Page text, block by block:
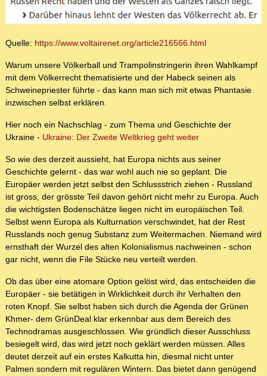
Quelle: https://www.voltairenet.org/article216566.html
Warum unsere Völkerball und Trampolinstringerin ihren Wahlkampf
mit dem Völkerrecht thematisierte und der Habeck seinen als
Schweinepriester führte - das kann man sich mit etwas Phantasie
inzwischen selbst erklären.
Hier noch ein Nachschlag - zum Thema und Geschichte der
Ukraine - Ukraine: Der Zweite Weltkrieg geht weiter
So wie des derzeit aussieht, hat Europa nichts aus seiner
Geschichte gelernt - das war wohl auch nie so geplant. Die
Europäer werden jetzt selbst den Schlussstrich ziehen - Russland
ist gross, der grösste Teil davon gehört nicht mehr zu Europa. Auch
die wichtigsten Bodenschätze liegen nicht im europäischen Teil.
Selbst wenn Europa als Kulturnation verschwindet, hat der Rest
Russlands noch genug Substanz zum Weitermachen. Niemand wird
ernsthaft der Wurzel des alten Kolonialismus nachweinen - schon
gar nicht, wenn die File Stücke neu verteilt werden.
Ob das über eine atomare Option gelöst wird, das entscheiden die
Europäer - sie betätigen in Wirklichkeit durch ihr Verhalten den
roten Knopf. Sie selbst haben sich durch die Agenda der Grünen
Khmer- dem GrünDeal klar erkennbar aus dem Bereich des
Technodramas ausgeschlossen. Wie gründlich dieser Ausschluss
besiegelt wird, das wird jetzt noch geklärt werden müssen. Alles
deutet derzeit auf ein erstes Kalkutta hin, diesmal nicht unter
Palmen sondern mit regulären Wintern. Das bietet dann genügend